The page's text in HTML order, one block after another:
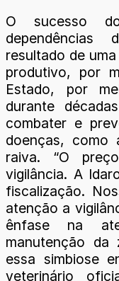
O sucesso
resultado de
produtivo, por
Estado, por
durante
combater e
doenças, como
raiva. “O
vigilância. A
fiscalização.
atenção a
ênfase na
manutenção
essa simbiose
veterinário